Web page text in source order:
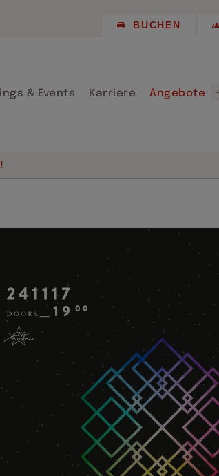
BUCHEN
& Events Karriere Angebote
Gruppenreisen Partner,